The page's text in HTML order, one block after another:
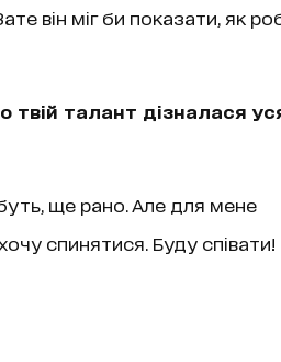
він міг би показати, як
твій талант дізналася
ще рано. Але для мене
спинятися. Буду